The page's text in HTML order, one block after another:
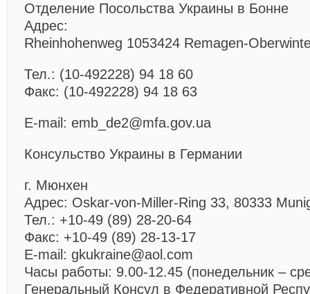
Отделение Посольства Украины в Бонне
Адрес:
Rheinhohenweg 1053424 Remagen-
Тел.: (10-492228) 94 18 60
Факс: (10-492228) 94 18 63
E-mail: emb_de2@mfa.gov.ua
Консульство Украины в Германии
г. Мюнхен
Адрес: Oskar-von-Miller-Ring 33, 80333
Тел.: +10-49 (89) 28-20-64
Факс: +10-49 (89) 28-13-17
E-mail: gkukraine@aol.com
Часы работы: 9.00-12.45 (понедельник –
Генеральный Консул в Федеративной